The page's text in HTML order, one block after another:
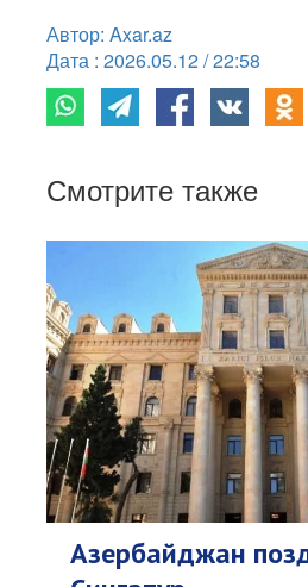
Автор: Axar.az
Дата : 2026.05.12 / 22:58
Смотрите также
Азербайджан